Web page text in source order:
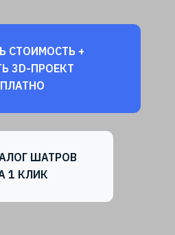
СТОИМОСТЬ +
3D-ПРОЕКТ
ШАТРОВ
1 КЛИК